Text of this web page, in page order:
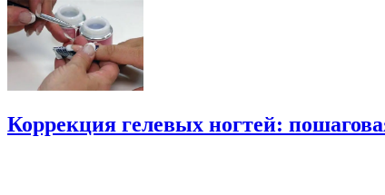
Коррекция гелевых ногтей: